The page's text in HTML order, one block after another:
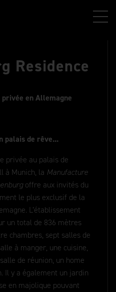
Residence
en Allemagne
palais de rêve...
privée au palais de
à Munich, la Manufacture
offre aux invités du
le plus exclusif de la
L’établissement
un total de 836 mètres
chambres, sept salles de
à manger, une cuisine,
de réunion, un home
Il y a également un jardin
en majolique pouvant